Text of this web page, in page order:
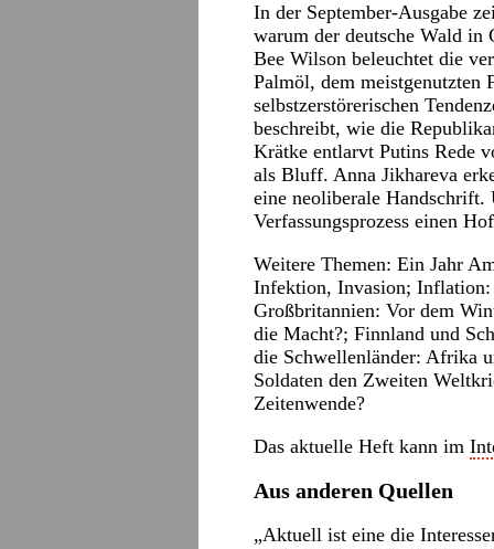
In der September-Ausgabe
warum der deutsche Wald in
Bee Wilson beleuchtet die
Palmöl, dem meistgenutzten
selbstzerstörerischen
beschreibt, wie die
Krätke entlarvt Putins Rede
als Bluff. Anna Jikhareva
eine neoliberale
Verfassungsprozess einen
Weitere Themen: Ein Jahr
Infektion, Invasion; Inflation:
Großbritannien: Vor dem
die Macht?; Finnland und
die Schwellenländer: Afrika
Soldaten den Zweiten
Zeitenwende?
Das aktuelle Heft kann im
Aus anderen Quellen
„Aktuell ist eine die